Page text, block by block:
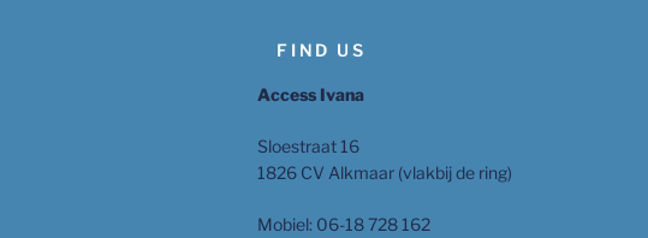
FIND US
Access Ivana
Sloestraat 16
1826 CV Alkmaar (vlakbij de ring)
Mobiel: 06-18 728 162